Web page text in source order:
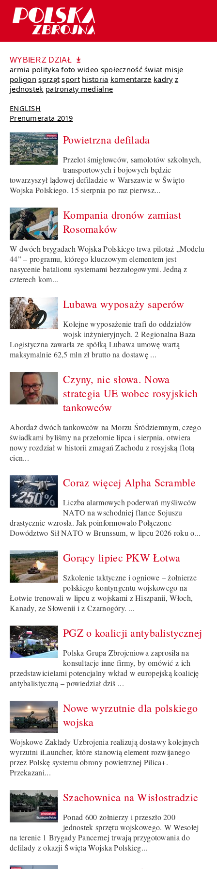
WYBIERZ DZIAŁ
armia polityka foto wideo społeczność świat misje
poligon sprzęt sport historia komentarze kadry z
jednostek patronaty medialne
ENGLISH
Prenumerata 2019
Powietrzna defilada
Przelot śmigłowców, samolotów szkolnych,
transportowych i bojowych będzie
towarzyszył lądowej defiladzie w Warszawie w Święto
Wojska Polskiego. 15 sierpnia po raz pierwsz...
Kompania dronów zamiast
Rosomaków
W dwóch brygadach Wojska Polskiego trwa pilotaż „Modelu
44” – programu, którego kluczowym elementem jest
nasycenie batalionu systemami bezzałogowymi. Jedną z
czterech kom...
Lubawa wyposaży saperów
Kolejne wyposażenie trafi do oddziałów
wojsk inżynieryjnych. 2 Regionalna Baza
Logistyczna zawarła ze spółką Lubawa umowę wartą
maksymalnie 62,5 mln zł brutto na dostawę ...
Czyny, nie słowa. Nowa
strategia UE wobec rosyjskich
tankowców
Abordaż dwóch tankowców na Morzu Śródziemnym, czego
świadkami byliśmy na przełomie lipca i sierpnia, otwiera
nowy rozdział w historii zmagań Zachodu z rosyjską flotą
cien...
Coraz więcej Alpha Scramble
Liczba alarmowych poderwań myśliwców
NATO na wschodniej flance Sojuszu
drastycznie wzrosła. Jak poinformowało Połączone
Dowództwo Sił NATO w Brunssum, w lipcu 2026 roku o...
Gorący lipiec PKW Łotwa
Szkolenie taktyczne i ogniowe – żołnierze
polskiego kontyngentu wojskowego na
Łotwie trenowali w lipcu z wojskami z Hiszpanii, Włoch,
Kanady, ze Słowenii i z Czarnogóry. ...
PGZ o koalicji antybalistycznej
Polska Grupa Zbrojeniowa zaprosiła na
konsultacje inne firmy, by omówić z ich
przedstawicielami potencjalny wkład w europejską koalicję
antybalistyczną – powiedział dziś ...
Nowe wyrzutnie dla polskiego
wojska
Wojskowe Zakłady Uzbrojenia realizują dostawy kolejnych
wyrzutni iLauncher, które stanowią element rozwijanego
przez Polskę systemu obrony powietrznej Pilica+.
Przekazani...
Szachownica na Wisłostradzie
Ponad 600 żołnierzy i przeszło 200
jednostek sprzętu wojskowego. W Wesołej
na terenie 1 Brygady Pancernej trwają przygotowania do
defilady z okazji Święta Wojska Polskieg...